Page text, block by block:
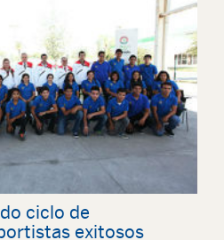
ciclo de
exitosos